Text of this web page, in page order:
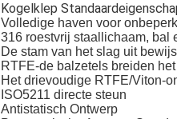
Kogelklep
Volledige haven voor
316 roestvrij staallichaam, bal
De stam van het slag uit bewijs
RTFE-de balzetels breiden
Het drievoudige RTFE/Viton-
ISO5211 directe steun
Antistatisch Ontwerp